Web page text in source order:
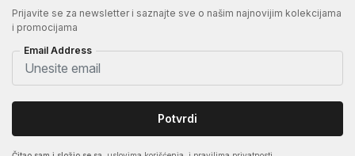
Prijavite se za newsletter i saznajte sve o našim najnovijim kolekcijama
i promocijama
Email Address
Potvrdi